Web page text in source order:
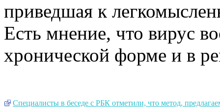
приведшая к
Есть мнение, что вирус
хронической форме и в
Специалисты в беседе с РБК отметили, что метод,